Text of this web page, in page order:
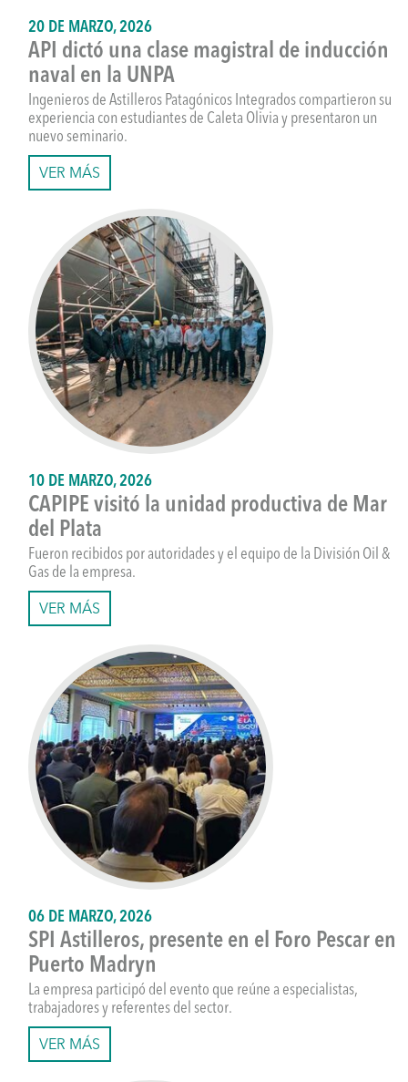
20 DE MARZO, 2026
API dictó una clase magistral de inducción
naval en la UNPA
Ingenieros de Astilleros Patagónicos Integrados compartieron su
experiencia con estudiantes de Caleta Olivia y presentaron un
nuevo seminario.
VER MÁS
10 DE MARZO, 2026
CAPIPE visitó la unidad productiva de Mar
del Plata
Fueron recibidos por autoridades y el equipo de la División Oil &
Gas de la empresa.
VER MÁS
06 DE MARZO, 2026
SPI Astilleros, presente en el Foro Pescar en
Puerto Madryn
La empresa participó del evento que reúne a especialistas,
trabajadores y referentes del sector.
VER MÁS